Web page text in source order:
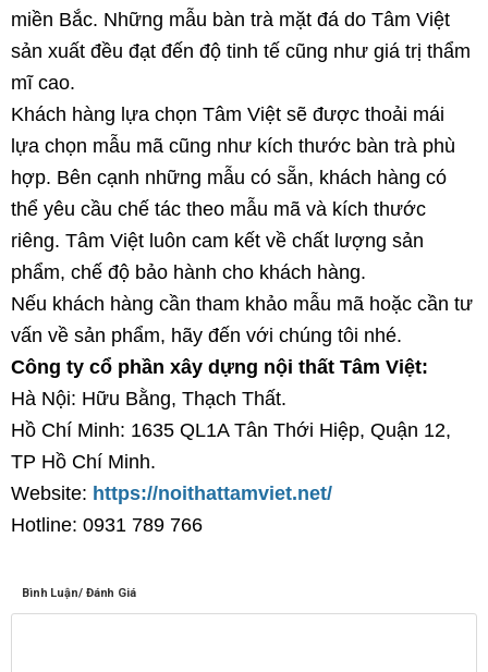
miền Bắc. Những mẫu bàn trà mặt đá do Tâm Việt
sản xuất đều đạt đến độ tinh tế cũng như giá trị thẩm
mĩ cao.
Khách hàng lựa chọn Tâm Việt sẽ được thoải mái
lựa chọn mẫu mã cũng như kích thước bàn trà phù
hợp. Bên cạnh những mẫu có sẵn, khách hàng có
thể yêu cầu chế tác theo mẫu mã và kích thước
riêng. Tâm Việt luôn cam kết về chất lượng sản
phẩm, chế độ bảo hành cho khách hàng.
Nếu khách hàng cần tham khảo mẫu mã hoặc cần tư
vấn về sản phẩm, hãy đến với chúng tôi nhé.
Công ty cổ phần xây dựng nội thất Tâm Việt:
Hà Nội: Hữu Bằng, Thạch Thất.
Hồ Chí Minh: 1635 QL1A Tân Thới Hiệp, Quận 12,
TP Hồ Chí Minh.
Website: https://noithattamviet.net/
Hotline: 0931 789 766
Bình Luận/ Đánh Giá